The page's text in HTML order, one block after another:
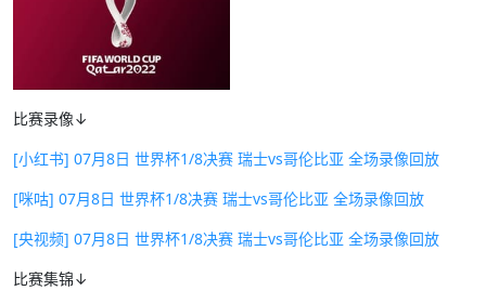
比赛录像↓
[小红书] 07月8日 世界杯1/8决赛 瑞士vs哥伦比亚 全场录像回放
[咪咕] 07月8日 世界杯1/8决赛 瑞士vs哥伦比亚 全场录像回放
[央视频] 07月8日 世界杯1/8决赛 瑞士vs哥伦比亚 全场录像回放
比赛集锦↓